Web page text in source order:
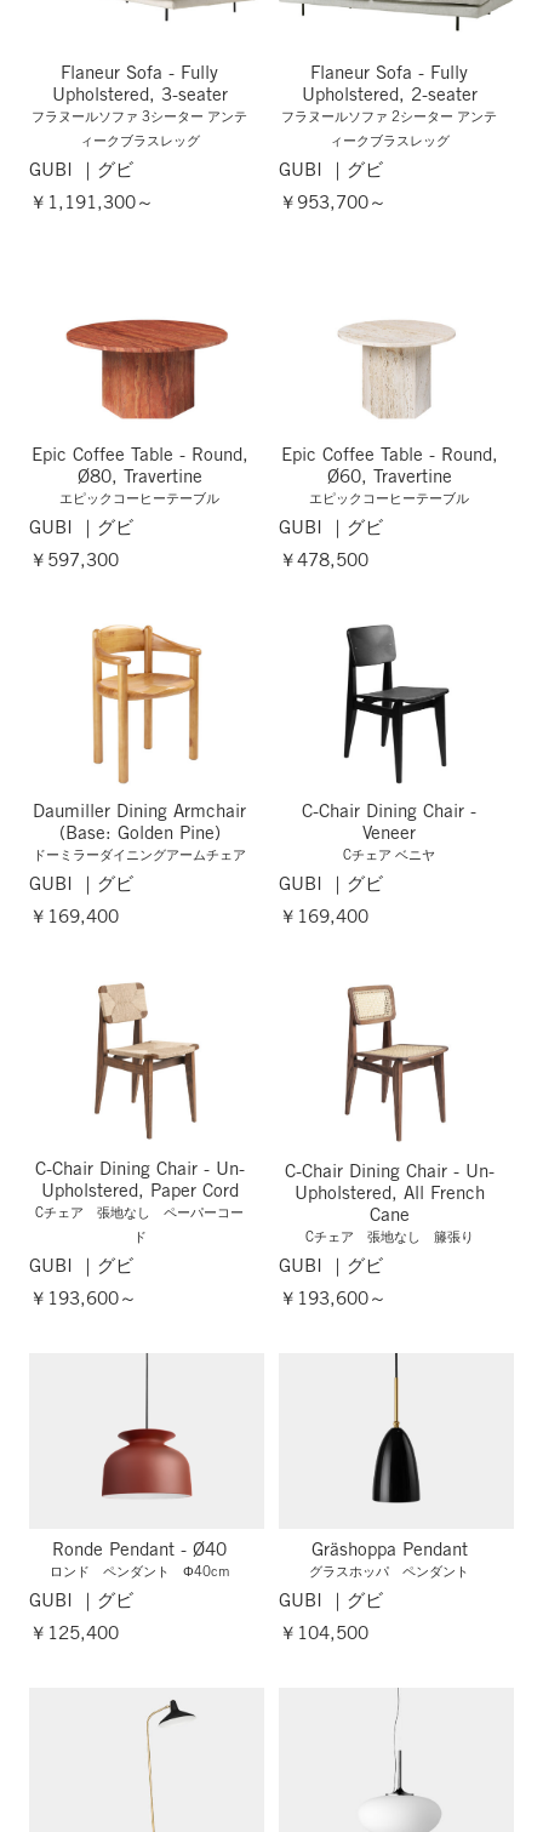
Flaneur Sofa - Fully
Upholstered, 3-seater
フラヌールソファ 3シーター アンテ
ィークブラスレッグ
GUBI ｜グビ
￥1,191,300～
Flaneur Sofa - Fully
Upholstered, 2-seater
フラヌールソファ 2シーター アンテ
ィークブラスレッグ
GUBI ｜グビ
￥953,700～
Epic Coffee Table - Round,
Ø80, Travertine
エピックコーヒーテーブル
GUBI ｜グビ
￥597,300
Epic Coffee Table - Round,
Ø60, Travertine
エピックコーヒーテーブル
GUBI ｜グビ
￥478,500
Daumiller Dining Armchair
(Base: Golden Pine)
ドーミラーダイニングアームチェア
GUBI ｜グビ
￥169,400
C-Chair Dining Chair -
Veneer
Cチェア ベニヤ
GUBI ｜グビ
￥169,400
C-Chair Dining Chair - Un-
Upholstered, Paper Cord
Cチェア 張地なし ペーパーコー
ド
GUBI ｜グビ
￥193,600～
C-Chair Dining Chair - Un-
Upholstered, All French
Cane
Cチェア 張地なし 籐張り
GUBI ｜グビ
￥193,600～
Ronde Pendant - Ø40
ロンド ペンダント Φ40cm
GUBI ｜グビ
￥125,400
Gräshoppa Pendant
グラスホッパ ペンダント
GUBI ｜グビ
￥104,500